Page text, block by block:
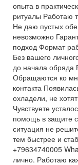
опыта в
ритуалы Работаю
Не даю пустых
невозможно
подход Формат
Без вашего
до начала обряда
Обращаются ко
контакта
охладели, не
Чувствуете
помощь в защите
ситуация не
тем быстрее и
+79634740005
лично. Работаю